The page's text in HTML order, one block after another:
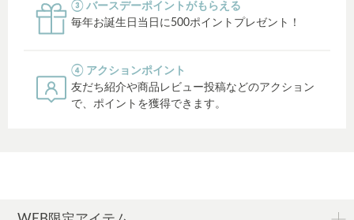
③ バースデーポイントがもらえる
毎年お誕生日当日に500ポイントプレゼント！
④ アクションポイント
友だち紹介や商品レビュー投稿などのアクション
で、ポイントを獲得できます。